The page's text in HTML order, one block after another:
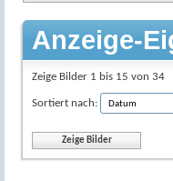
Anzeige-
Zeige Bilder 1 bis 15 von 34
Sortiert nach: